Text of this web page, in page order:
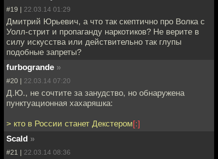
#19 | 22.03.14 01:29
Дмитрий Юрьевич, а что так скептично про Волка с
Уолл-стрит и пропаганду наркотиков? Не верите в
силу искусства или действительно так глупы
подобные запреты?
furbogrande »
#20 | 22.03.14 07:20
Д.Ю., не сочтите за занудство, но обнаружена
пунктуационная хахаряшка:
> кто в России станет Декстером[:]
Scald »
#21 | 22.03.14 08:36